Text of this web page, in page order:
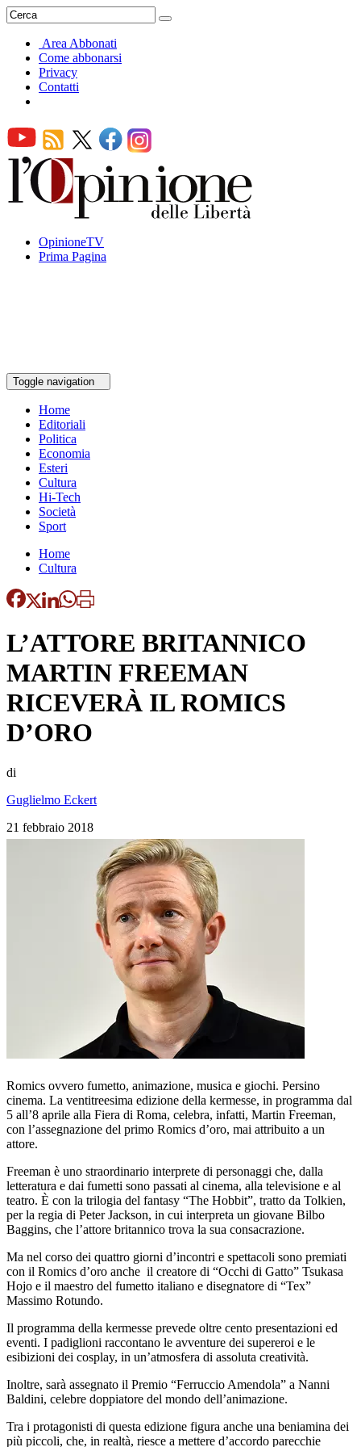
Area Abbonati
Come abbonarsi
Privacy
Contatti
OpinioneTV
Prima Pagina
Toggle navigation
Home
Editoriali
Politica
Economia
Esteri
Cultura
Hi-Tech
Società
Sport
Home
Cultura
L’ATTORE BRITANNICO
MARTIN FREEMAN
RICEVERÀ IL ROMICS
D’ORO
di
Guglielmo Eckert
21 febbraio 2018
Romics ovvero fumetto, animazione, musica e giochi. Persino
cinema. La ventitreesima edizione della kermesse, in programma dal
5 all’8 aprile alla Fiera di Roma, celebra, infatti, Martin Freeman,
con l’assegnazione del primo Romics d’oro, mai attribuito a un
attore.
Freeman è uno straordinario interprete di personaggi che, dalla
letteratura e dai fumetti sono passati al cinema, alla televisione e al
teatro. È con la trilogia del fantasy “The Hobbit”, tratto da Tolkien,
per la regia di Peter Jackson, in cui interpreta un giovane Bilbo
Baggins, che l’attore britannico trova la sua consacrazione.
Ma nel corso dei quattro giorni d’incontri e spettacoli sono premiati
con il Romics d’oro anche il creatore di “Occhi di Gatto” Tsukasa
Hojo e il maestro del fumetto italiano e disegnatore di “Tex”
Massimo Rotundo.
Il programma della kermesse prevede oltre cento presentazioni ed
eventi. I padiglioni raccontano le avventure dei supereroi e le
esibizioni dei cosplay, in un’atmosfera di assoluta creatività.
Inoltre, sarà assegnato il Premio “Ferruccio Amendola” a Nanni
Baldini, celebre doppiatore del mondo dell’animazione.
Tra i protagonisti di questa edizione figura anche una beniamina dei
più piccoli, che, in realtà, riesce a mettere d’accordo parecchie